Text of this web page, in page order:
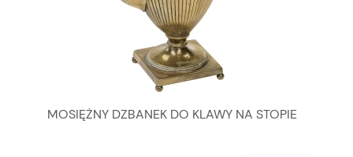
MOSIĘŻNY DZBANEK DO KLAWY NA STOPIE